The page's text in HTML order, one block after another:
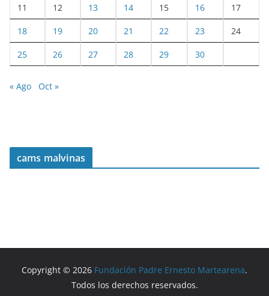
11 12 13 14 15 16 17
18 19 20 21 22 23 24
25 26 27 28 29 30
« Ago Oct »
cams malvinas
Copyright © 2026 Fundación Padre Ernesto Martearena.
Todos los derechos reservados.